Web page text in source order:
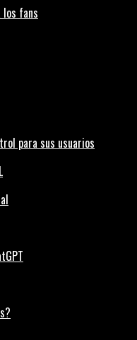
los fans
para sus usuarios